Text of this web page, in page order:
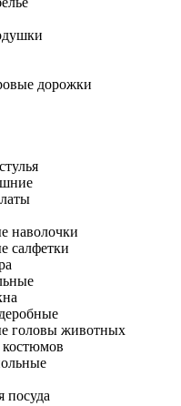
дорожки
наволочки
салфетки
головы животных
посуда